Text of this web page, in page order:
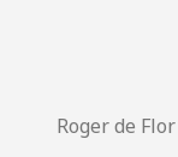
Roger de